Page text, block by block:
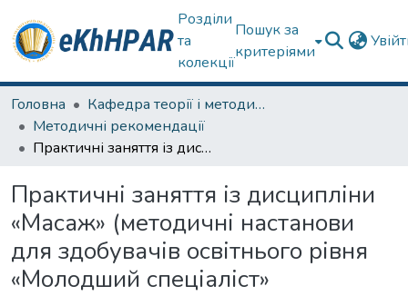
Розділи
та
колекції
Пошук за
критеріями
Головна
Кафедра теорії і методики фізичного виховання
Методичні рекомендації
Практичні заняття із дисципліни «Масаж» (методичні настанови для здобувачів освітнього рівня «Молодший спеціаліст»
Практичні заняття із дисципліни
«Масаж» (методичні настанови
для здобувачів освітнього рівня
«Молодший спеціаліст»